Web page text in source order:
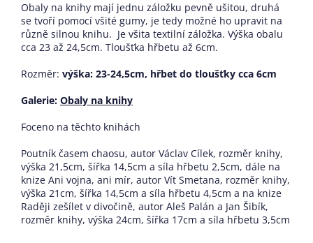
Obaly na knihy mají jednu záložku pevně ušitou, druhá
se tvoří pomocí všité gumy, je tedy možné ho upravit na
různě silnou knihu. Je všita textilní záložka. Výška obalu
cca 23 až 24,5cm. Tloušťka hřbetu až 6cm.
Rozměr: výška: 23-24,5cm, hřbet do tloušťky cca 6cm
Galerie: Obaly na knihy
Foceno na těchto knihách
Poutník časem chaosu, autor Václav Cílek, rozměr knihy,
výška 21,5cm, šířka 14,5cm a síla hřbetu 2,5cm, dále na
knize Ani vojna, ani mír, autor Vít Smetana, rozměr knihy,
výška 21cm, šířka 14,5cm a síla hřbetu 4,5cm a na knize
Raději zešílet v divočině, autor Aleš Palán a Jan Šibík,
rozměr knihy, výška 24cm, šířka 17cm a síla hřbetu 3,5cm